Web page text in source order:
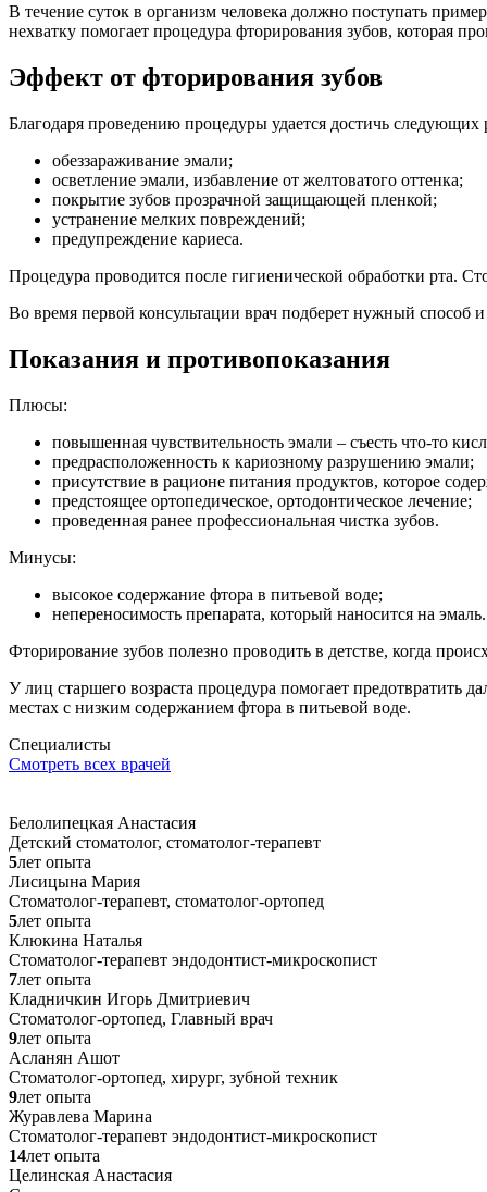
В течение суток в организм человека должно поступать
нехватку помогает процедура фторирования зубов, которая
Эффект от фторирования зубов
Благодаря проведению процедуры удается достичь следующих
обеззараживание эмали;
осветление эмали, избавление от желтоватого оттенка;
покрытие зубов прозрачной защищающей пленкой;
устранение мелких повреждений;
предупреждение кариеса.
Процедура проводится после гигиенической обработки рта.
Во время первой консультации врач подберет нужный способ и
Показания и противопоказания
Плюсы:
повышенная чувствительность эмали – съесть что-то
предрасположенность к кариозному разрушению эмали;
присутствие в рационе питания продуктов, которое
предстоящее ортопедическое, ортодонтическое лечение;
проведенная ранее профессиональная чистка зубов.
Минусы:
высокое содержание фтора в питьевой воде;
непереносимость препарата, который наносится на эмаль.
Фторирование зубов полезно проводить в детстве, когда
У лиц старшего возраста процедура помогает
местах с низким содержанием фтора в питьевой воде.
Специалисты
Смотреть всех врачей
Белолипецкая Анастасия
Детский стоматолог, стоматолог-терапевт
5лет опыта
Лисицына Мария
Стоматолог-терапевт, стоматолог-ортопед
5лет опыта
Клюкина Наталья
Стоматолог-терапевт эндодонтист-микроскопист
7лет опыта
Кладничкин Игорь Дмитриевич
Стоматолог-ортопед, Главный врач
9лет опыта
Асланян Ашот
Стоматолог-ортопед, хирург, зубной техник
9лет опыта
Журавлева Марина
Стоматолог-терапевт эндодонтист-микроскопист
14лет опыта
Целинская Анастасия